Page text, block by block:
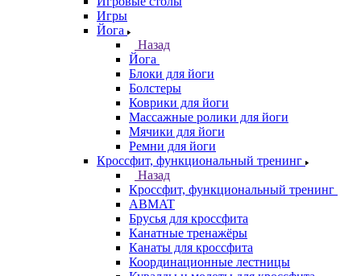
Игры
Йога
Назад
Йога
Блоки для йоги
Болстеры
Коврики для йоги
Массажные ролики для йоги
Мячики для йоги
Ремни для йоги
Кроссфит, функциональный тренинг
Назад
Кроссфит, функциональный тренинг
ABMAT
Брусья для кроссфита
Канатные тренажёры
Канаты для кроссфита
Координационные лестницы